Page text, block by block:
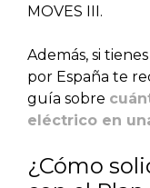
MOVES III.
Además, si
por España te
guía sobre
eléctrico en
¿Cómo